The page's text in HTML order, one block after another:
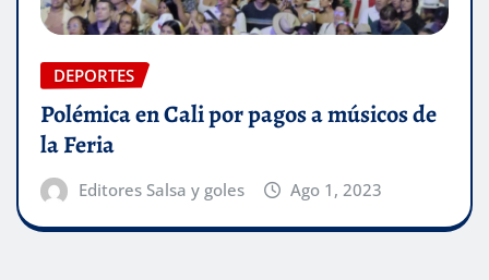
DEPORTES
Polémica en Cali por pagos a músicos de
la Feria
Editores Salsa y goles Ago 1, 2023